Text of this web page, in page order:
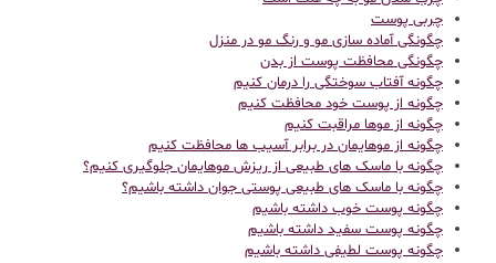
چربی پوست
چگونگی آماده سازی مو و رنگ مو در منزل
چگونگی محافظت پوست از بدن
چگونه آفتاب سوختگی را درمان کنیم
چگونه از پوست خود محافظت کنیم
چگونه از موها مراقبت کنیم
چگونه از موهایمان در برابر آسیب ها محافظت کنیم
چگونه با ماسک های طبیعی از ریزش موهایمان جلوگیری کنیم؟
چگونه با ماسک های طبیعی پوستی جوان داشته باشیم؟
چگونه پوست خوب داشته باشیم
چگونه پوست سفید داشته باشیم
چگونه پوست لطیفی داشته باشیم